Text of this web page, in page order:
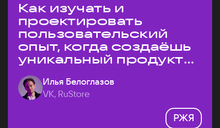
Как изучать и
проектировать
пользовательский
опыт, когда создаёшь
уникальный продукт
на рынке?
Илья Белоглазов
VK, RuStore
РЖЯ